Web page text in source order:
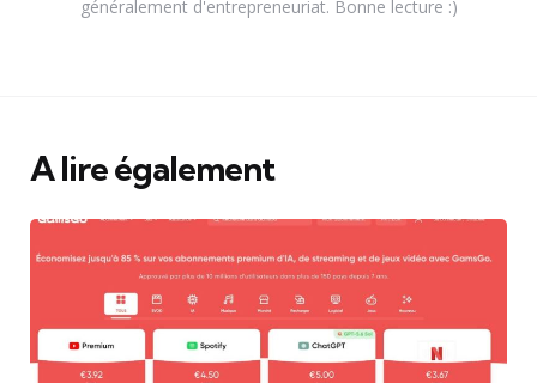
généralement d'entrepreneuriat. Bonne lecture :)
A lire également